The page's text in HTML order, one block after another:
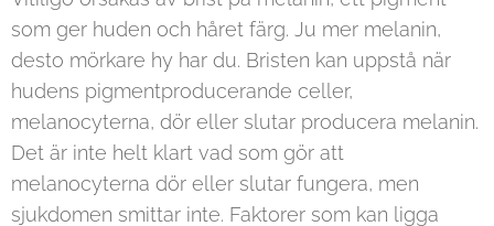
som ger huden och håret färg. Ju mer melanin,
desto mörkare hy har du. Bristen kan uppstå när
hudens pigmentproducerande celler,
melanocyterna, dör eller slutar producera melanin.
Det är inte helt klart vad som gör att
melanocyterna dör eller slutar fungera, men
sjukdomen smittar inte. Faktorer som kan ligga